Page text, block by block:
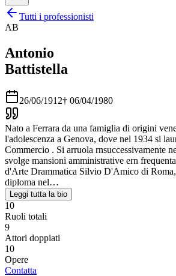
Tutti i professionisti
AB
Antonio
Battistella
26/06/1912† 06/04/1980
Nato a Ferrara da una famiglia di origini
l'adolescenza a Genova, dove nel 1934 si
Commercio . Si arruola rnsuccessivamente
svolge mansioni amministrative ern
d'Arte Drammatica Silvio D'Amico di
diploma nel…
Leggi tutta la bio
10
Ruoli totali
9
Attori doppiati
10
Opere
Contatta